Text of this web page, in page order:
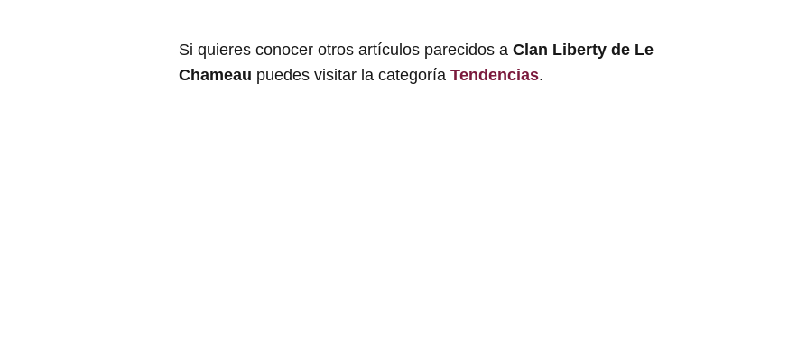
Si quieres conocer otros artículos parecidos a Clan Liberty de Le
Chameau puedes visitar la categoría Tendencias.